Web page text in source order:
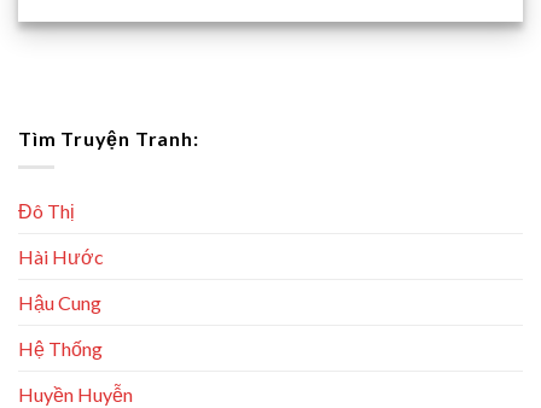
Tìm Truyện Tranh:
Đô Thị
Hài Hước
Hậu Cung
Hệ Thống
Huyền Huyễn